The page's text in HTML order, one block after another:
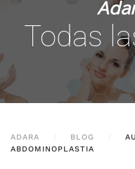
Todas
ADARA BLOG
ABDOMINOPLASTIA